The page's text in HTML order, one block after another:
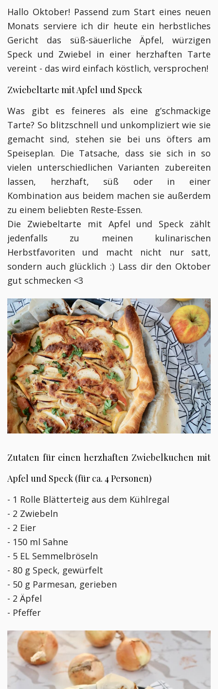
Hallo Oktober! Passend zum Start eines neuen
Monats serviere ich dir heute ein herbstliches
Gericht das süß-säuerliche Äpfel, würzigen
Speck und Zwiebel in einer herzhaften Tarte
vereint - das wird einfach köstlich, versprochen!
Zwiebeltarte mit Apfel und Speck
Was gibt es feineres als eine g’schmackige
Tarte? So blitzschnell und unkompliziert wie sie
gemacht sind, stehen sie bei uns öfters am
Speiseplan. Die Tatsache, dass sie sich in so
vielen unterschiedlichen Varianten zubereiten
lassen, herzhaft, süß oder in einer
Kombination aus beidem machen sie außerdem
zu einem beliebten Reste-Essen.
Die Zwiebeltarte mit Apfel und Speck zählt
jedenfalls zu meinen kulinarischen
Herbstfavoriten und macht nicht nur satt,
sondern auch glücklich :) Lass dir den Oktober
gut schmecken <3
Zutaten für einen herzhaften Zwiebelkuchen mit
Apfel und Speck (für ca. 4 Personen)
- 1 Rolle Blätterteig aus dem Kühlregal
- 2 Zwiebeln
- 2 Eier
- 150 ml Sahne
- 5 EL Semmelbröseln
- 80 g Speck, gewürfelt
- 50 g Parmesan, gerieben
- 2 Äpfel
- Pfeffer